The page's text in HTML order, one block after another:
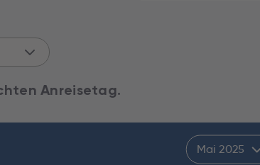
Anreisetag.
Mai 2025